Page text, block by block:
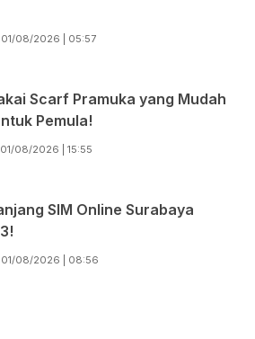
01/08/2026 | 05:57
Scarf Pramuka yang Mudah
Pemula!
01/08/2026 | 15:55
SIM Online Surabaya
01/08/2026 | 08:56